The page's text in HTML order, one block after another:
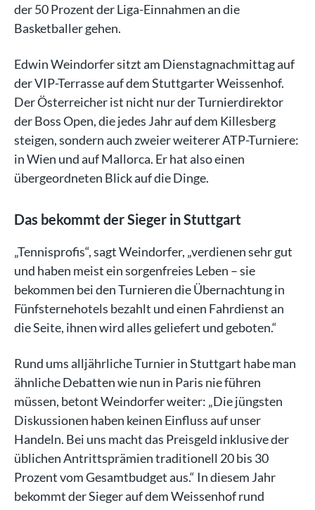
der 50 Prozent der Liga-Einnahmen an die
Basketballer gehen.
Edwin Weindorfer sitzt am Dienstagnachmittag auf
der VIP-Terrasse auf dem Stuttgarter Weissenhof.
Der Österreicher ist nicht nur der Turnierdirektor
der Boss Open, die jedes Jahr auf dem Killesberg
steigen, sondern auch zweier weiterer ATP-Turniere:
in Wien und auf Mallorca. Er hat also einen
übergeordneten Blick auf die Dinge.
Das bekommt der Sieger in Stuttgart
„Tennisprofis“, sagt Weindorfer, „verdienen sehr gut
und haben meist ein sorgenfreies Leben – sie
bekommen bei den Turnieren die Übernachtung in
Fünfsternehotels bezahlt und einen Fahrdienst an
die Seite, ihnen wird alles geliefert und geboten.“
Rund ums alljährliche Turnier in Stuttgart habe man
ähnliche Debatten wie nun in Paris nie führen
müssen, betont Weindorfer weiter: „Die jüngsten
Diskussionen haben keinen Einfluss auf unser
Handeln. Bei uns macht das Preisgeld inklusive der
üblichen Antrittsprämien traditionell 20 bis 30
Prozent vom Gesamtbudget aus.“ In diesem Jahr
bekommt der Sieger auf dem Weissenhof rund